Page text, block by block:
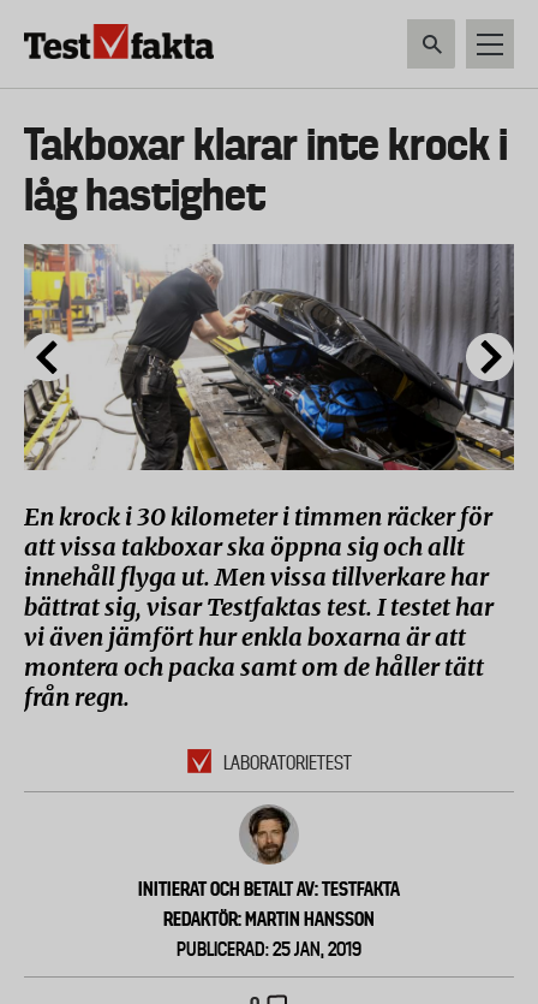
Huvudmeny
ny
Takboxar klarar inte krock i
låg hastighet
En krock i 30 kilometer i timmen räcker för
att vissa takboxar ska öppna sig och allt
innehåll flyga ut. Men vissa tillverkare har
bättrat sig, visar Testfaktas test. I testet har
vi även jämfört hur enkla boxarna är att
montera och packa samt om de håller tätt
från regn.
LABORATORIETEST
INITIERAT OCH BETALT AV: TESTFAKTA
REDAKTÖR: MARTIN HANSSON
PUBLICERAD: 25 JAN, 2019